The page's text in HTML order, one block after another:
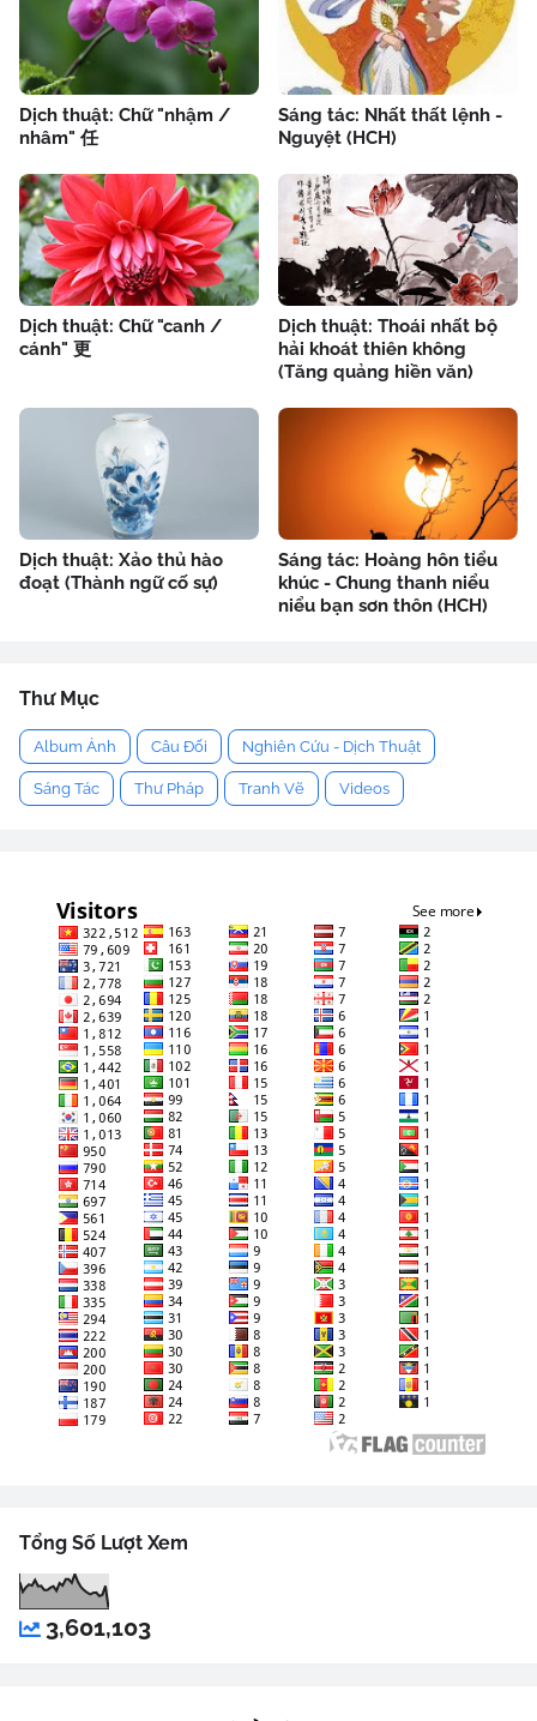
Dịch thuật: Chữ "nhậm /
nhâm" 任
Sáng tác: Nhất thất lệnh -
Nguyệt (HCH)
Dịch thuật: Chữ "canh /
cánh" 更
Dịch thuật: Thoái nhất bộ
hải khoát thiên không
(Tăng quảng hiền văn)
Dịch thuật: Xảo thủ hào
đoạt (Thành ngữ cố sự)
Sáng tác: Hoàng hôn tiểu
khúc - Chung thanh niểu
niểu bạn sơn thôn (HCH)
Thư Mục
Album Ảnh Câu Đối Nghiên Cứu - Dịch Thuật
Sáng Tác Thư Pháp Tranh Vẽ Videos
Tổng Số Lượt Xem
3,601,103